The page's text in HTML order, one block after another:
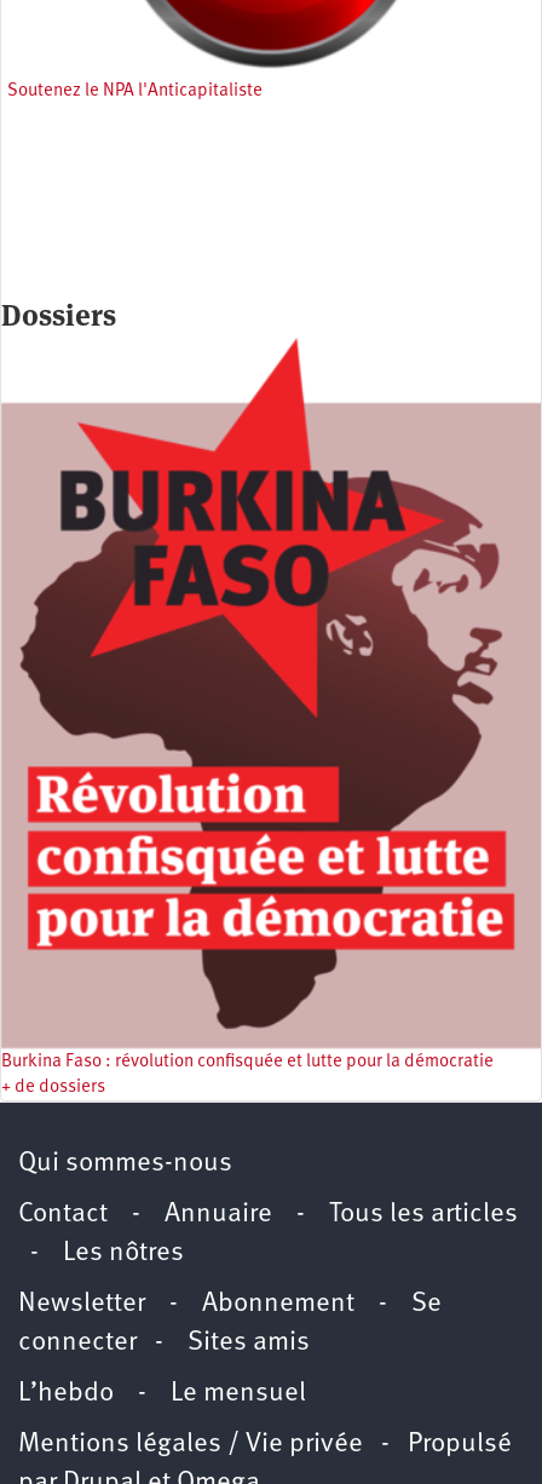
Soutenez le NPA l'Anticapitaliste
Dossiers
Burkina Faso : révolution confisquée et lutte pour la démocratie
+ de dossiers
Qui sommes-nous
Contact - Annuaire -
Tous les articles
- Les nôtres
Newsletter- Abonnement - Se
connecter- Sites amis
L’hebdo - Le mensuel
Mentions légales / Vie privée - Propulsé